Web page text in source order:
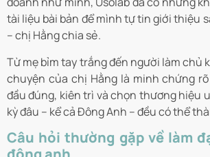
tài liệu bài bản để mình tự tin giới thiệu
– chị Hằng chia sẻ.
Từ mẹ bỉm tay trắng đến người làm chủ
chuyện của chị Hằng là minh chứng
đầu đúng, kiên trì và chọn thương hiệu
kỳ đâu – kể cả Đông Anh – đều có thể
Câu hỏi thường gặp về làm